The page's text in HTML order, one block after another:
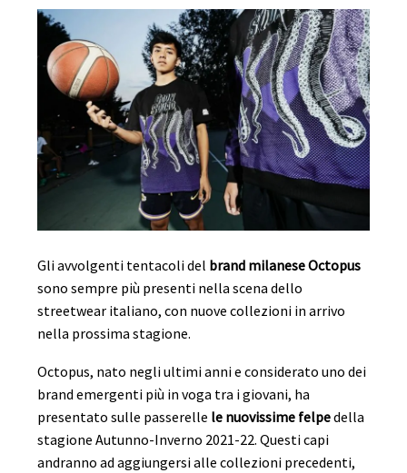
Gli avvolgenti tentacoli del brand milanese Octopus
sono sempre più presenti nella scena dello
streetwear italiano, con nuove collezioni in arrivo
nella prossima stagione.
Octopus, nato negli ultimi anni e considerato uno dei
brand emergenti più in voga tra i giovani, ha
presentato sulle passerelle le nuovissime felpedella
stagione Autunno-Inverno 2021-22. Questi capi
andranno ad aggiungersi alle collezioni precedenti,